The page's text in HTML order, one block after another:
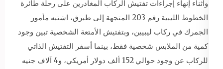
وأثناء إنهاء إجراءات تفتيش الركاب المغادرين على رحلة طائرة
الخطوط الليبية رقم 203 المتجهة إلى طبرق، اشتبه مأمور
الجمرك في ركاب ليبيين، وبتفتيش الأمتعة الشخصية تبين وجود
كمية من الملابس شخصية فقط، بينما أسفر التفتيش الذاتي
للركاب عن وجود حوالي 152 ألف دولار أمريكي، و4 آلاف جنيه